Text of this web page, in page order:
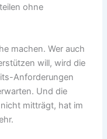
ohne
machen. Wer auch
will, wird die
Anforderungen
Und die
mitträgt, hat im